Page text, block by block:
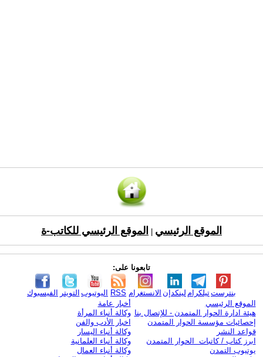
الموقع الرئيسي الموقع الرئيسي للكاتب-ة
تابعونا على:
الفيسبوك التويتر اليوتيوب RSS الانستغرام لينكدإن تيلكرامبنترست
الموقع الرئيسي
هيئة ادارة الحوار المتمدن - للإتصال بنا
إحصائيات مؤسسة الحوار المتمدن
قواعد النشر
ابرز كتاب / كاتبات الحوار المتمدن
يوتيوب التمدن
أخبار عامة
وكالة أنباء المرأة
اخبار الأدب والفن
وكالة أنباء اليسار
وكالة أنباء العلمانية
وكالة أنباء العمال